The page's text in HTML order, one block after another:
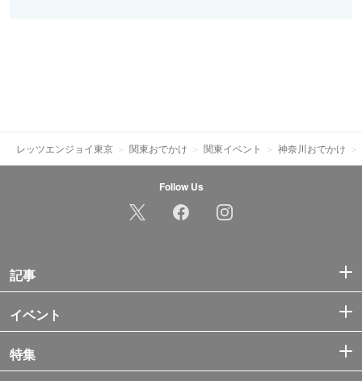
レッツエンジョイ東京 関東おでかけ 関東イベント 神奈川おでかけ
Follow Us
記事
イベント
特集